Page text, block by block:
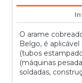
O arame
Belgo, é
(tubos
(máquinas
soldadas,